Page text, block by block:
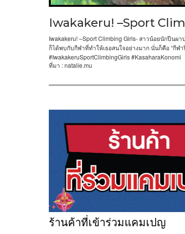
Iwakakeru! –Sport
Iwakakeru! –Sport Climbing Girls- สาวน้อยนักปีนผา
ก็ได้พบกับกีฬาที่ทำให้เธอสนใจอย่างมาก นั่นก็คือ “กีฬา
#IwakakeruSportClimbingGirls #KasaharaKonomi
ที่มา : natalie.mu
ร้านค้าที่เข้าร่วมแคมเปญ